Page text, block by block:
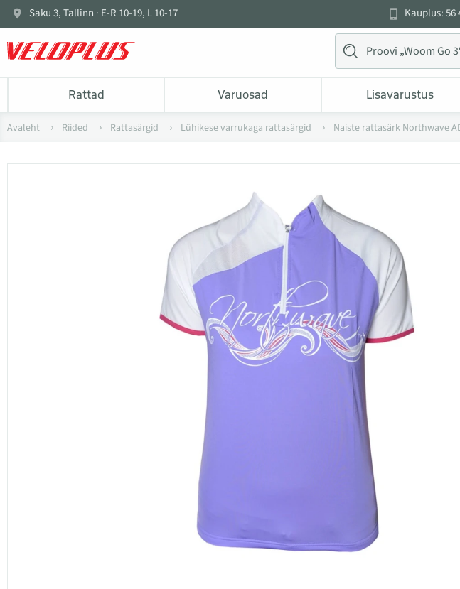
Saku 3, Tallinn · E-R 10-19, L 10-17 Kauplus: 56
Rattad Varuosad Lisavarustus
Avaleht Riided Rattasärgid Lühikese varrukaga rattasärgid Naiste rattasärk Northwave